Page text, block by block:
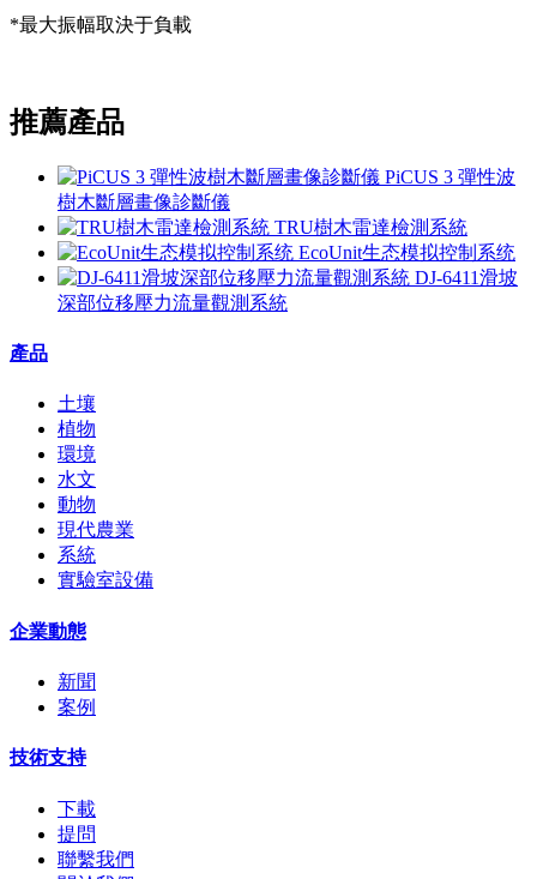
*最大振幅取決于負載
推薦產品
PiCUS 3 彈性波
樹木斷層畫像診斷儀
TRU樹木雷達檢測系統
EcoUnit生态模拟控制系统
DJ-6411滑坡
深部位移壓力流量觀測系統
產品
土壤
植物
環境
水文
動物
現代農業
系統
實驗室設備
企業動態
新聞
案例
技術支持
下載
提問
聯繫我們